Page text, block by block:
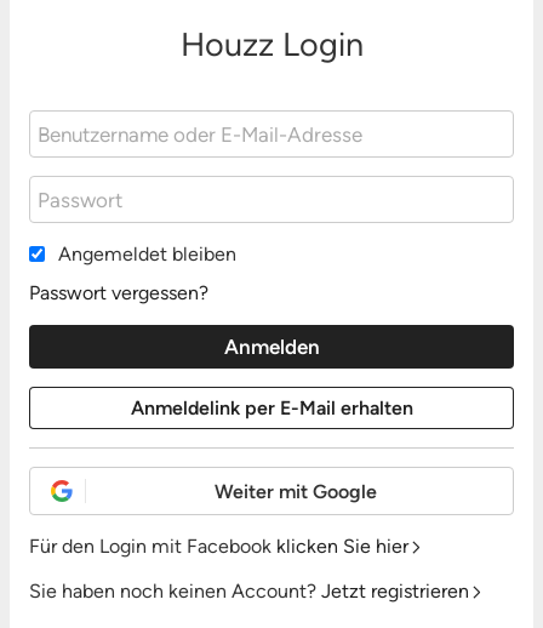
Houzz Login
Angemeldet bleiben
Passwort vergessen?
Weiter mit Google
Für den Login mit Facebook klicken Sie hier
Sie haben noch keinen Account? Jetzt registrieren